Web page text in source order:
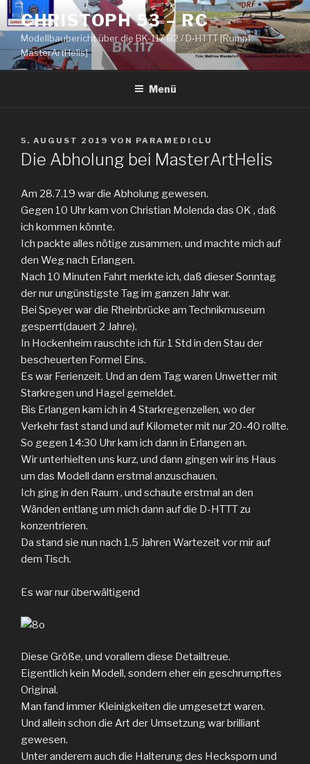
Zum
Inhalt
springen
CHRISTOPH 53 – RC
Modellbaubericht über die BK-117 B2 / D-HTTT [Rumpf:
MasterArtHelis]
Menü
VERÖFFENTLICHT
AM
5. AUGUST 2019 VON PARAMEDICLU
Die Abholung bei MasterArtHelis
Am 28.7.19 war die Abholung gewesen.
Gegen 10 Uhr kam von Christian Molenda das OK , daß
ich kommen könnte.
Ich packte alles nötige zusammen, und machte mich auf
den Weg nach Erlangen.
Nach 10 Minuten Fahrt merkte ich, daß dieser Sonntag
der nur ungünstigste Tag im ganzen Jahr war.
Bei Speyer war die Rheinbrücke am Technikmuseum
gesperrt(dauert 2 Jahre).
In Hockenheim rauschte ich für 1 Std in den Stau der
bescheuerten Formel Eins.
Es war Ferienzeit. Und an dem Tag waren Unwetter mit
Starkregen und Hagel gemeldet.
Bis Erlangen kam ich in 4 Starkregenzellen, wo der
Verkehr fast stand und auf Kilometer mit nur 20-40 rollte.
So gegen 14:30 Uhr kam ich dann in Erlangen an.
Wir unterhielten uns kurz, und dann gingen wir ins Haus
um das Modell dann erstmal anzuschauen.
Ich ging in den Raum , und schaute erstmal an den
Wänden entlang um mich dann auf die D-HTTT zu
konzentrieren.
Da stand sie nun nach 1,5 Jahren Wartezeit vor mir auf
dem Tisch.
Es war nur überwältigend
Diese Größe, und vorallem diese Detailtreue.
Eigentlich kein Modell, sondern eher ein geschrumpftes
Original.
Man fand immer Kleinigkeiten die umgesetzt waren.
Und allein schon die Art der Umsetzung war brilliant
gewesen.
Unter anderem auch die Halterung des Hecksporn und